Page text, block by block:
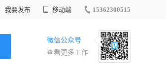
我要发布 移动端 15362300515
微信公众号
查看更多工作